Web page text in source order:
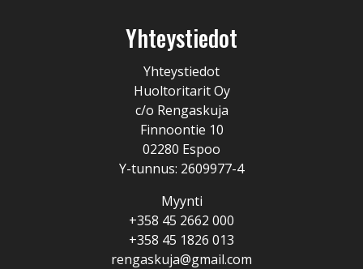
Yhteystiedot
Yhteystiedot
Huoltoritarit Oy
c/o Rengaskuja
Finnoontie 10
02280 Espoo
Y-tunnus: 2609977-4
Myynti
+358 45 2662 000
+358 45 1826 013
rengaskuja@gmail.com